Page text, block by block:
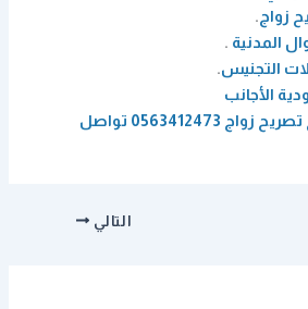
زواج .
المدنية .
التجنيس.
الأجانب
رقم معقب استخراج تصريح زواج 0563412473 تواصل
التالي